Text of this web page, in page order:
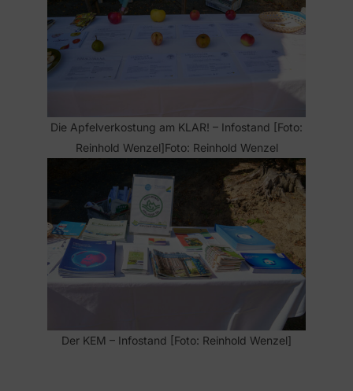
Die Apfelverkostung am KLAR! – Infostand [Foto:
Reinhold Wenzel]Foto: Reinhold Wenzel
Der KEM – Infostand [Foto: Reinhold Wenzel]